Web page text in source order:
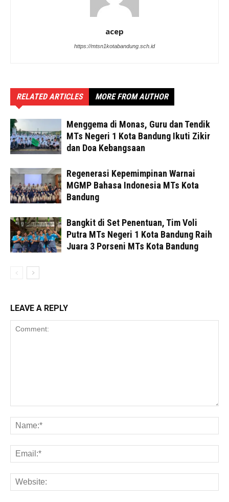
acep
https://mtsn1kotabandung.sch.id
RELATED ARTICLES MORE FROM AUTHOR
Menggema di Monas, Guru dan Tendik
MTs Negeri 1 Kota Bandung Ikuti Zikir
dan Doa Kebangsaan
Regenerasi Kepemimpinan Warnai
MGMP Bahasa Indonesia MTs Kota
Bandung
Bangkit di Set Penentuan, Tim Voli
Putra MTs Negeri 1 Kota Bandung Raih
Juara 3 Porseni MTs Kota Bandung
LEAVE A REPLY